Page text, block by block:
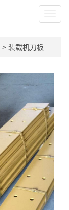
> 装载机刀板